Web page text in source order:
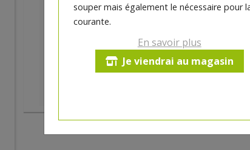
souper mais également le nécessaire pour
courante.
En savoir plus
Je viendrai au magasin